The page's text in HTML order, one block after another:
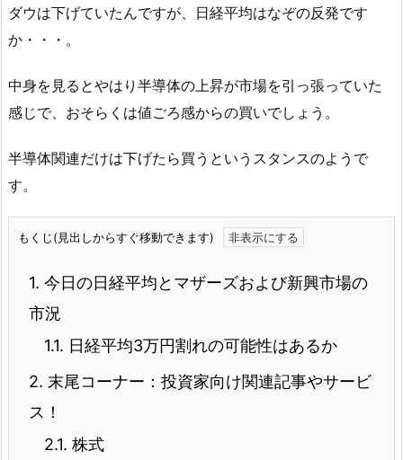
ダウは下げていたんですが、日経平均はなぞの反発です
か・・・。
中身を見るとやはり半導体の上昇が市場を引っ張っていた
感じで、おそらくは値ごろ感からの買いでしょう。
半導体関連だけは下げたら買うというスタンスのようで
す。
もくじ(見出しからすぐ移動できます)
1. 今日の日経平均とマザーズおよび新興市場の
市況
1.1. 日経平均3万円割れの可能性はあるか
2. 末尾コーナー：投資家向け関連記事やサービ
ス！
2.1. 株式